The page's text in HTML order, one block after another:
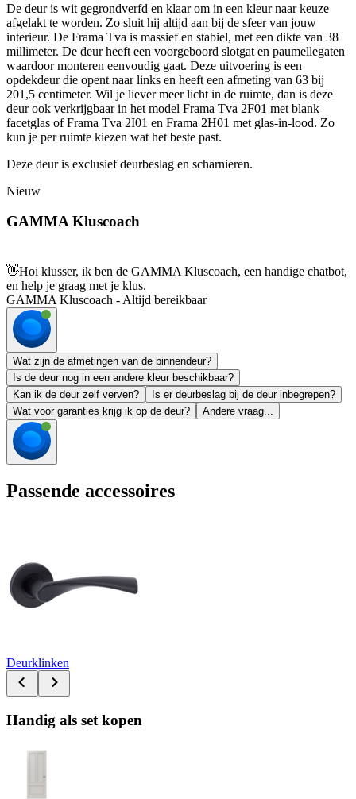
De deur is wit gegrondverfd en klaar om in een kleur naar keuze
afgelakt te worden. Zo sluit hij altijd aan bij de sfeer van jouw
interieur. De Frama Tva is massief en stabiel, met een dikte van 38
millimeter. De deur heeft een voorgeboord slotgat en paumellegaten
waardoor monteren eenvoudig gaat. Deze uitvoering is een
opdekdeur die opent naar links en heeft een afmeting van 63 bij
201,5 centimeter. Wil je liever meer licht in de ruimte, dan is deze
deur ook verkrijgbaar in het model Frama Tva 2F01 met blank
facetglas of Frama Tva 2I01 en Frama 2H01 met glas-in-lood. Zo
kun je per ruimte kiezen wat het beste past.
Deze deur is exclusief deurbeslag en scharnieren.
Nieuw
GAMMA Kluscoach
👋Hoi klusser, ik ben de GAMMA Kluscoach, een handige chatbot,
en help je graag met je klus.
GAMMA Kluscoach - Altijd bereikbaar
Wat zijn de afmetingen van de binnendeur?
Is de deur nog in een andere kleur beschikbaar?
Kan ik de deur zelf verven?
Is er deurbeslag bij de deur inbegrepen?
Wat voor garanties krijg ik op de deur?
Andere vraag...
Passende accessoires
Deurklinken
Handig als set kopen